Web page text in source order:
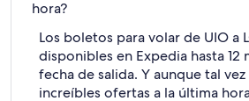
hora?
Los boletos para volar de UIO a
disponibles en Expedia hasta 12
fecha de salida. Y aunque tal
increíbles ofertas a la última